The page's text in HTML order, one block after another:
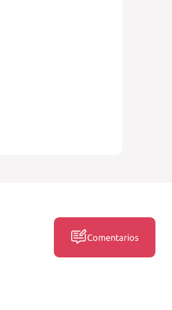
Comentarios